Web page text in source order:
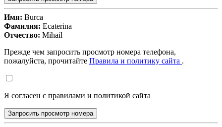
Имя: Burca
Фамилия: Ecaterina
Отчество: Mihail
Прежде чем запросить просмотр номера телефона,
пожалуйста, прочитайте Правила и политику сайта .
Я согласен с правилами и политикой сайта
Запросить просмотр номера